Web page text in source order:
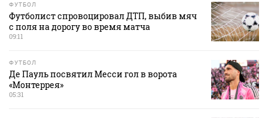
ФУТБОЛ
Футболист спровоцировал ДТП, выбив мяч
с поля на дорогу во время матча
09:11
ФУТБОЛ
Де Пауль посвятил Месси гол в ворота
«Монтеррея»
05:31